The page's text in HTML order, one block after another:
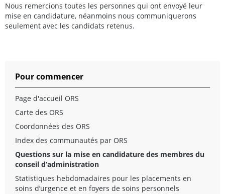
Nous remercions toutes les personnes qui ont envoyé leur
mise en candidature, néanmoins nous communiquerons
seulement avec les candidats retenus.
Pour commencer
Page d'accueil ORS
Carte des ORS
Coordonnées des ORS
Index des communautés par ORS
Questions sur la mise en candidature des membres du
conseil d’administration
Statistiques hebdomadaires pour les placements en
soins d’urgence et en foyers de soins personnels